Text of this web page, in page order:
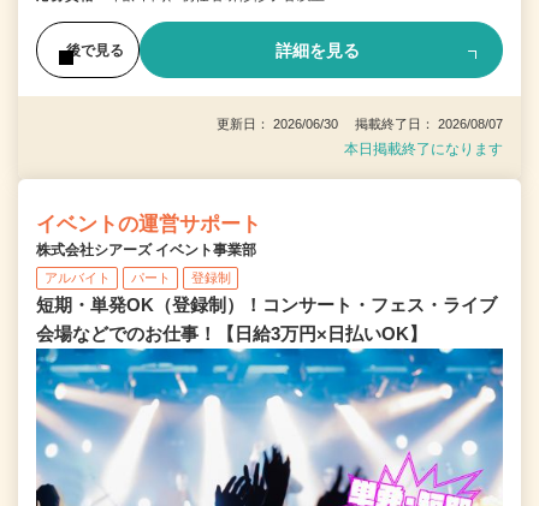
後で見る 詳細を見る
更新日： 2026/06/30 掲載終了日： 2026/08/07
本日掲載終了になります
イベントの運営サポート
株式会社シアーズ イベント事業部
アルバイト パート 登録制
短期・単発OK（登録制）！コンサート・フェス・ライブ
会場などでのお仕事！【日給3万円×日払いOK】